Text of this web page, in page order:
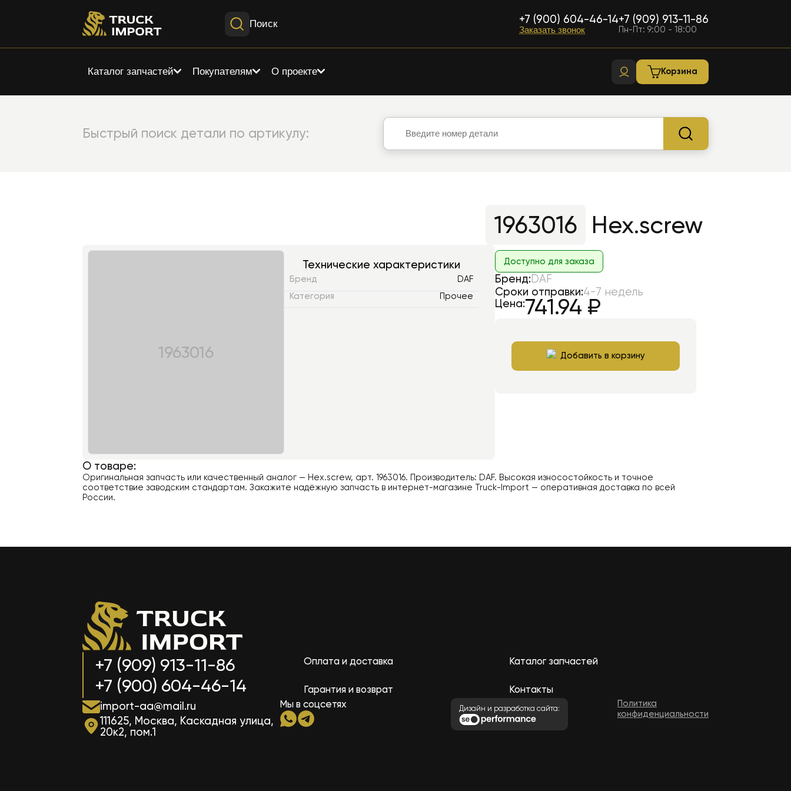
Поиск +7 (900) 604-46-14
Заказать звонок
+7 (909) 913-11-86
Пн-Пт: 9:00 - 18:00
Каталог запчастей Покупателям О проекте Корзина
Быстрый поиск детали по артикулу:
Hex.screw
1963016
1963016
Технические характеристики
Бренд
DAF
Категория
Прочее
Доступно для заказа
Бренд:DAF
Сроки отправки:4-7 недель
Цена:741.94 ₽
Добавить в корзину
О товаре:
Оригинальная запчасть или качественный аналог — Hex.screw, арт. 1963016. Производитель: DAF. Высокая износостойкость и точное
соответствие заводским стандартам. Закажите надёжную запчасть в интернет-магазине Truck-Import — оперативная доставка по всей
России.
+7 (909) 913-11-86
+7 (900) 604-46-14
Оплата и доставка
Гарантия и возврат
Каталог запчастей
Контакты
import-aa@mail.ru
111625, Москва, Каскадная улица,
20к2, пом.1
Мы в соцсетях Дизайн и разработка сайта:
Политика
конфиденциальности